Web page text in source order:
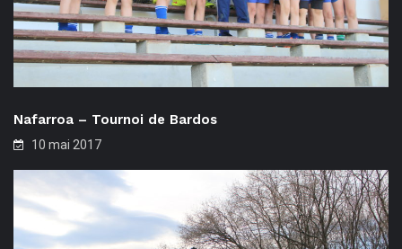
Nafarroa – Tournoi de Bardos
10 mai 2017